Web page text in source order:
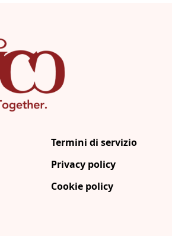
Termini di servizio
Privacy policy
Cookie policy